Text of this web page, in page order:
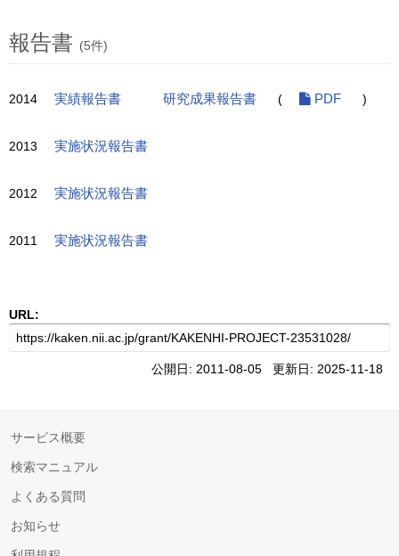
報告書 (5件)
2014 実績報告書 研究成果報告書 ( PDF )
2013 実施状況報告書
2012 実施状況報告書
2011 実施状況報告書
URL:
公開日: 2011-08-05 更新日: 2025-11-18
サービス概要
検索マニュアル
よくある質問
お知らせ